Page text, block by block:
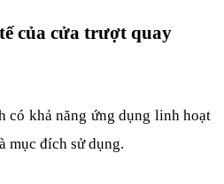
của cửa trượt quay
có khả năng ứng dụng linh hoạt
mục đích sử dụng.